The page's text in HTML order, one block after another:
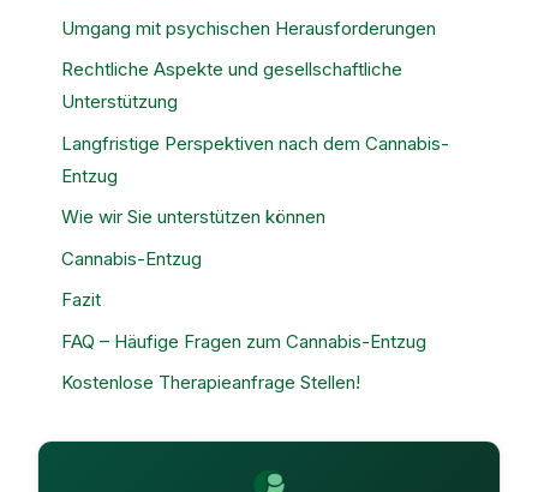
Umgang mit psychischen Herausforderungen
Rechtliche Aspekte und gesellschaftliche
Unterstützung
Langfristige Perspektiven nach dem Cannabis-
Entzug
Wie wir Sie unterstützen können
Cannabis-Entzug
Fazit
FAQ – Häufige Fragen zum Cannabis-Entzug
Kostenlose Therapieanfrage Stellen!